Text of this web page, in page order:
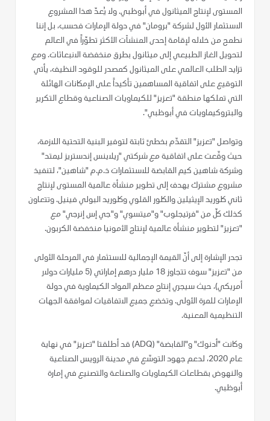
المستوى لإنتاج الميثانول في أبوظبي. ولا يُعدّ هذا المشروع
الاستثمار الأول لشركة "برومان" في دولة الإمارات فحسب، بل إننا
نطمح من خلاله لإقامة إحدى المنشآت الأكثر تطوّراً في العالم
لتحويل الغاز الطبيعي إلى ميثانول بطرق منخفضة الانبعاثات. ومع
تزايد الطلب العالمي على الميثانول كمصدر للوقود النظيف، يأتي
التوقيع على اتفاقية المساهمين تأكيداً على الإمكانات الهائلة
التي تملكها منطقة "تعزيز" للكيماويات الصناعية وقطاع التكرير
والبتروكيماويات في أبوظبي".
وتواصل "تعزيز" التقدّم بخطىً ثابتة لتوفير البنية التحتية اللازمة،
حيث وقّعت على اتفاقية مع شركتي "ريلاينس إندستريز ليمتد"
وشركة شاهين كيم القابضة للاستثمارات ذ.م.م "شاهين"، لتنفيذ
مشروع مشترك يهدف إلى تطوير منشأة عالمية المستوى لإنتاج
ثاني كلوريد الإيثيلين والكلور القلوي وكلوريد البولي فينيل. وتتعاون
كذلك كلّ من "فرتيجلوب" و"ميتسوي" و"جي إس إنرجي" مع
"تعزيز" لتطوير منشأة عالمية لإنتاج الأمونيا منخفضة الكربون.
تجدر الإشارة إلى أنّ القيمة الإجمالية للاستثمار في المرحلة الأولى
من "تعزيز" سوف تتجاوز 18 مليار درهم إماراتي (5 مليارات دولار
أمريكي)، حيث سيجري إنتاج معظم المواد الكيماوية في دولة
الإمارات للمرة الأولى. وتخضع جميع الاتفاقيات لموافقة الجهات
التنظيمية المعنية.
وكانت "أدنوك" و"القابضة" (ADQ) قد أطلقتا "تعزيز" في نهاية
عام 2020، لدعم جهود التوسّع في مدينة الرويس الصناعية
والنهوض بقطاعات الكيماويات والصناعة والتصنيع في إمارة
أبوظبي.